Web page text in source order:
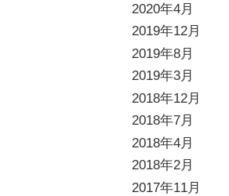
2020年4月
2019年12月
2019年8月
2019年3月
2018年12月
2018年7月
2018年4月
2018年2月
2017年11月